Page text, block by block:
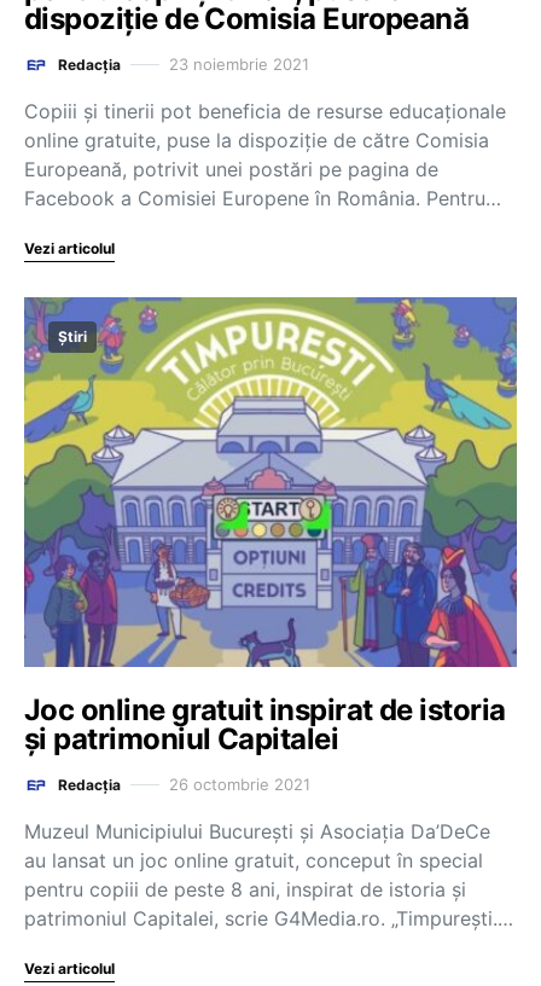
dispoziție de Comisia Europeană
Redacția 23 noiembrie 2021
Copiii și tinerii pot beneficia de resurse educaționale
online gratuite, puse la dispoziție de către Comisia
Europeană, potrivit unei postări pe pagina de
Facebook a Comisiei Europene în România. Pentru…
Vezi articolul
Știri
Joc online gratuit inspirat de istoria
şi patrimoniul Capitalei
Redacția 26 octombrie 2021
Muzeul Municipiului Bucureşti și Asociaţia Da’DeCe
au lansat un joc online gratuit, conceput în special
pentru copiii de peste 8 ani, inspirat de istoria şi
patrimoniul Capitalei, scrie G4Media.ro. „Timpureşti.…
Vezi articolul